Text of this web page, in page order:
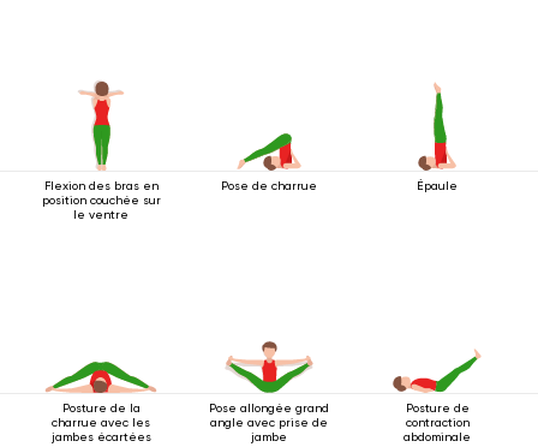
Flexion des bras en
position couchée sur
le ventre
Pose de charrue Épaule
Posture de la
charrue avec les
jambes écartées
Pose allongée grand
angle avec prise de
jambe
Posture de
contraction
abdominale